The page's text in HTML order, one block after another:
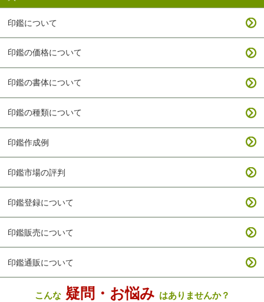
印鑑について
印鑑の価格について
印鑑の書体について
印鑑の種類について
印鑑作成例
印鑑市場の評判
印鑑登録について
印鑑販売について
印鑑通販について
こんな疑問・お悩み はありませんか？